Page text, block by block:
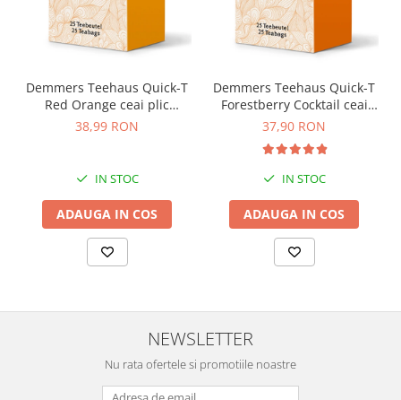
Demmers Teehaus Quick-T
Red Orange ceai plic
aromat bio 25buc
38,99 RON
IN STOC
ADAUGA IN COS
Demmers Teehaus Quick-T
Forestberry Cocktail ceai
plic aromat bio 25buc
37,90 RON
IN STOC
ADAUGA IN COS
NEWSLETTER
Nu rata ofertele si promotiile noastre